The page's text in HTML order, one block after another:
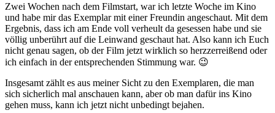
Zwei Wochen nach dem Filmstart, war ich letzte Woche im Kino
und habe mir das Exemplar mit einer Freundin angeschaut. Mit dem
Ergebnis, dass ich am Ende voll verheult da gesessen habe und sie
völlig unberührt auf die Leinwand geschaut hat. Also kann ich Euch
nicht genau sagen, ob der Film jetzt wirklich so herzzerreißend oder
ich einfach in der entsprechenden Stimmung war. 😉
Insgesamt zählt es aus meiner Sicht zu den Exemplaren, die man
sich sicherlich mal anschauen kann, aber ob man dafür ins Kino
gehen muss, kann ich jetzt nicht unbedingt bejahen.